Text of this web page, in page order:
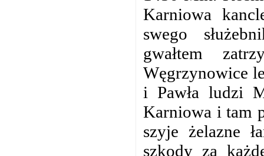
Karniowa
swego
gwałtem
Węgrzynowice
i Pawła ludzi
Karniowa i tam
szyje żelazne
szkody za